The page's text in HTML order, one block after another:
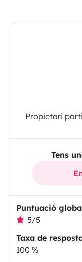
Propietari
Tens
Puntuació
5/5
Taxa de
100 %